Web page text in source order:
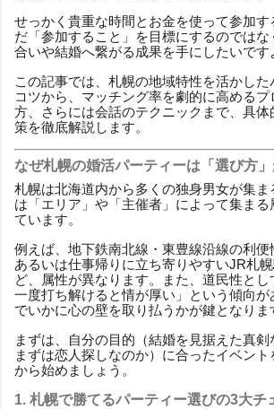
せっかく貴重な時間とお金を使って参加す
だ「参加すること」を目標にするのではな
合いや結婚へ繋がる成果を手にしたいです
この記事では、札幌の地域特性を活かし
コツから、マッチング率を劇的に高めるプ
方、さらには会話のテクニックまで、具
策を徹底解説します。
なぜ札幌の婚活パーティーは「選び方
札幌は北海道内から多くの独身男女が集ま
は「エリア」や「主催者」によって集ま
ています。
例えば、地下鉄南北線・東豊線沿線の利便
あるいは仕事帰りに立ち寄りやすいJR札
ど、属性が異なります。また、道民性と
一度打ち解けると情が厚い」という傾向が
でいかに心の壁を取り払うかが鍵となりま
まずは、自分の目的（結婚を見据えた真剣
まずは恋人探しなのか）に合ったイベント
から始めましょう。
1. 札幌で勝てるパーティー選びの3大チ